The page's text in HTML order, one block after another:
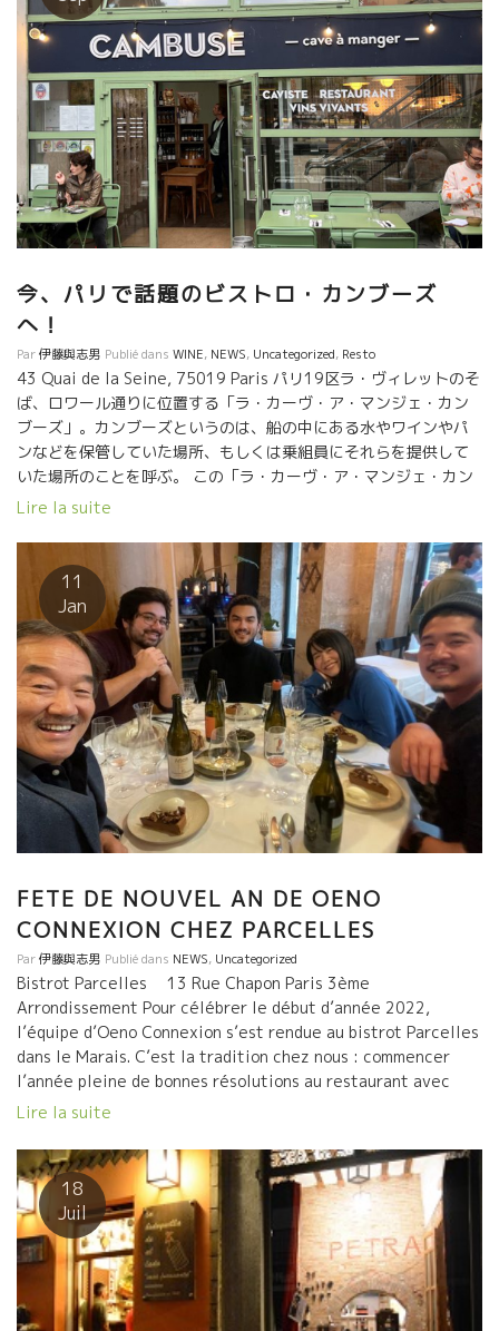
今、パリで話題のビストロ・カンブーズ
へ！
Par伊藤與志男 Publié dans WINE, NEWS, Uncategorized, Resto
43 Quai de la Seine, 75019 Paris パリ19区ラ・ヴィレットのそ
ば、ロワール通りに位置する「ラ・カーヴ・ア・マンジェ・カン
ブーズ」。カンブーズというのは、船の中にある水やワインやパ
ンなどを保管していた場所、もしくは乗組員にそれらを提供して
いた場所のことを呼ぶ。 この「ラ・カーヴ・ア・マンジェ・カン
ブーズ」は、ナチュラルワインのたくさんのセレクションとフラ
い料理、それはテラスを楽しめる最後の季節に、これ以上ないは
ず！ La vigne sauvage – Chasselas 2019 ２ヘクタールのシャス
ラをビオディナミ栽培しているダヴィッド・ハンバートの二年目
のヴィンテージ。控えめで完璧主義のダヴィッドは高品質なワイ
ンを造っている。今後が非常に楽しみだ。 savoyardsのシャスラ
の2つのテロワールをブレンドし、ミネラル感と深みを併せ持つこ
の品種の特別な味わいが感じられる。醸造はとてもシンプル。何
も手を加えず、2年間タンクで熟成させることで、とてもピュアで
爽やかな仕上がりになっている。 Maxime Magnon – Campagnès
2016 マキシムは20年ほど前にフランスの南部コルビエールに移
り住んだ。フランス中央部マコン出身の彼は、ヴァレット
（Valette）、セロス（Selosse）、ティエリー・アルモン
（Thierry Allemand）らと、ボジョレースタイル（低温マセラシ
独自のワイン造りを確立し、現在では完璧にそのスタイルは定着
している。ワインは驚くほど正確だ。 このキュヴェはシストに植
えられたカリニャン100%で、味わいはみずみずしい果実味と滑ら
かなタンニンを持っている。カリニャンの持つ強さと３〜４年の
樽で一年間熟成させ、味わいの最後に感じるスパイシーさとハー
ブの香りは、グリルした肉ととても合う。 Lapierre – Morgon
2021 ドメーヌ・ラピエールは、ボジョレーにおいて紹介するまで
もない存在。花崗岩質のモルゴンで、赤い果実、スミレ、スパイ
スの香りがあり、いつも魅力的。 カミーユとマチューは、難しい
ヴィンテージにもかかわらずとても素晴らしい2021年にサインを
おり、せっかちなワイン好きには嬉しい知らせだろう。 さらに何
本か飲んでみて、結論は明らかだ。ワインはアマチュアだろうと
そうでなかろうと、全ての人が幸せになれるということ。もしか
するとこれが生産者への最高の褒め言葉かもしれない。 Victor &
Enzo
Lire la suite
11
Jan
FETE DE NOUVEL AN DE OENO
CONNEXION CHEZ PARCELLES
Par伊藤與志男 Publié dans NEWS, Uncategorized
Bistrot Parcelles 13 Rue Chapon Paris 3ème
Arrondissement Pour célébrer le début d’année 2022,
l’équipe d’Oeno Connexion s’est rendue au bistrot Parcelles
dans le Marais. C’est la tradition chez nous : commencer
l’année pleine de bonnes résolutions au restaurant avec
toute l’équipe ! Le bistrot a un style traditionnel avec une
décoration est simple et accueillante. Sarah Michielsen,
gérante pendant 10 ans du restaurant ‘Itinéraire’ dans le
5e, a installé son restaurant ainsi que l’épicerie fine/cave
(en face) juste avant le 1er confinement. Le sourcing est
pointu, sur place comme à la boutique, où la qualité des
produits est le […]
Lire la suite
18
Juil